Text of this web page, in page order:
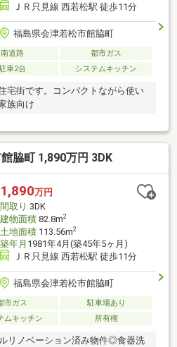
ＪＲ只見線 西若松駅 徒歩11分
福島県会津若松市館脇町
南道路
都市ガス
車2台 システムキッチン
宅街です。コンパクトながら使い
族向け
脇町 1,890万円 3DK
1,890万円
間取り 3DK
建物面積82.8m2
土地面積113.56m2
築年月 1981年4月(築45年5ヶ月)
ＪＲ只見線 西若松駅 徒歩11分
福島県会津若松市館脇町
市ガス
駐車場あり
ムキッチン 所有権
リノベーション済み物件◎食器洗